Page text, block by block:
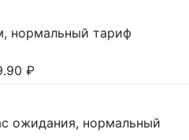
нормальный тариф
₽
ожидания, нормальный